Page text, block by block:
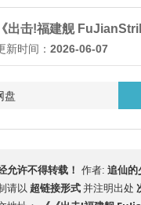
新时间： 2026-06-07
盘
允许不得转载！ 作者: 追仙的
请以 超链接形式 并注明出处